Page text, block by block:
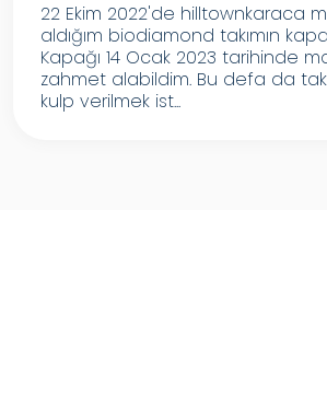
22 Ekim 2022'de hilltownkaraca
aldığım biodiamond takımın
Kapağı 14 Ocak 2023 tarihinde
zahmet alabildim. Bu defa da
kulp verilmek ist...